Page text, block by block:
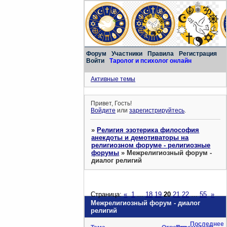
Форум Участники Правила
Регистрация
Войти
Таролог и психолог онлайн
Активные темы
Привет, Гость!
Войдите илизарегистрируйтесь.
»Религия эзотерика философия
анекдоты и демотиваторы на
религиозном форуме - религиозные
форумы »Межрелигиозный форум -
диалог религий
Межрелигиозный форум - диалог
религий
Страница:« 1 … 18 19 20 21 22 … 55 »
Последнее